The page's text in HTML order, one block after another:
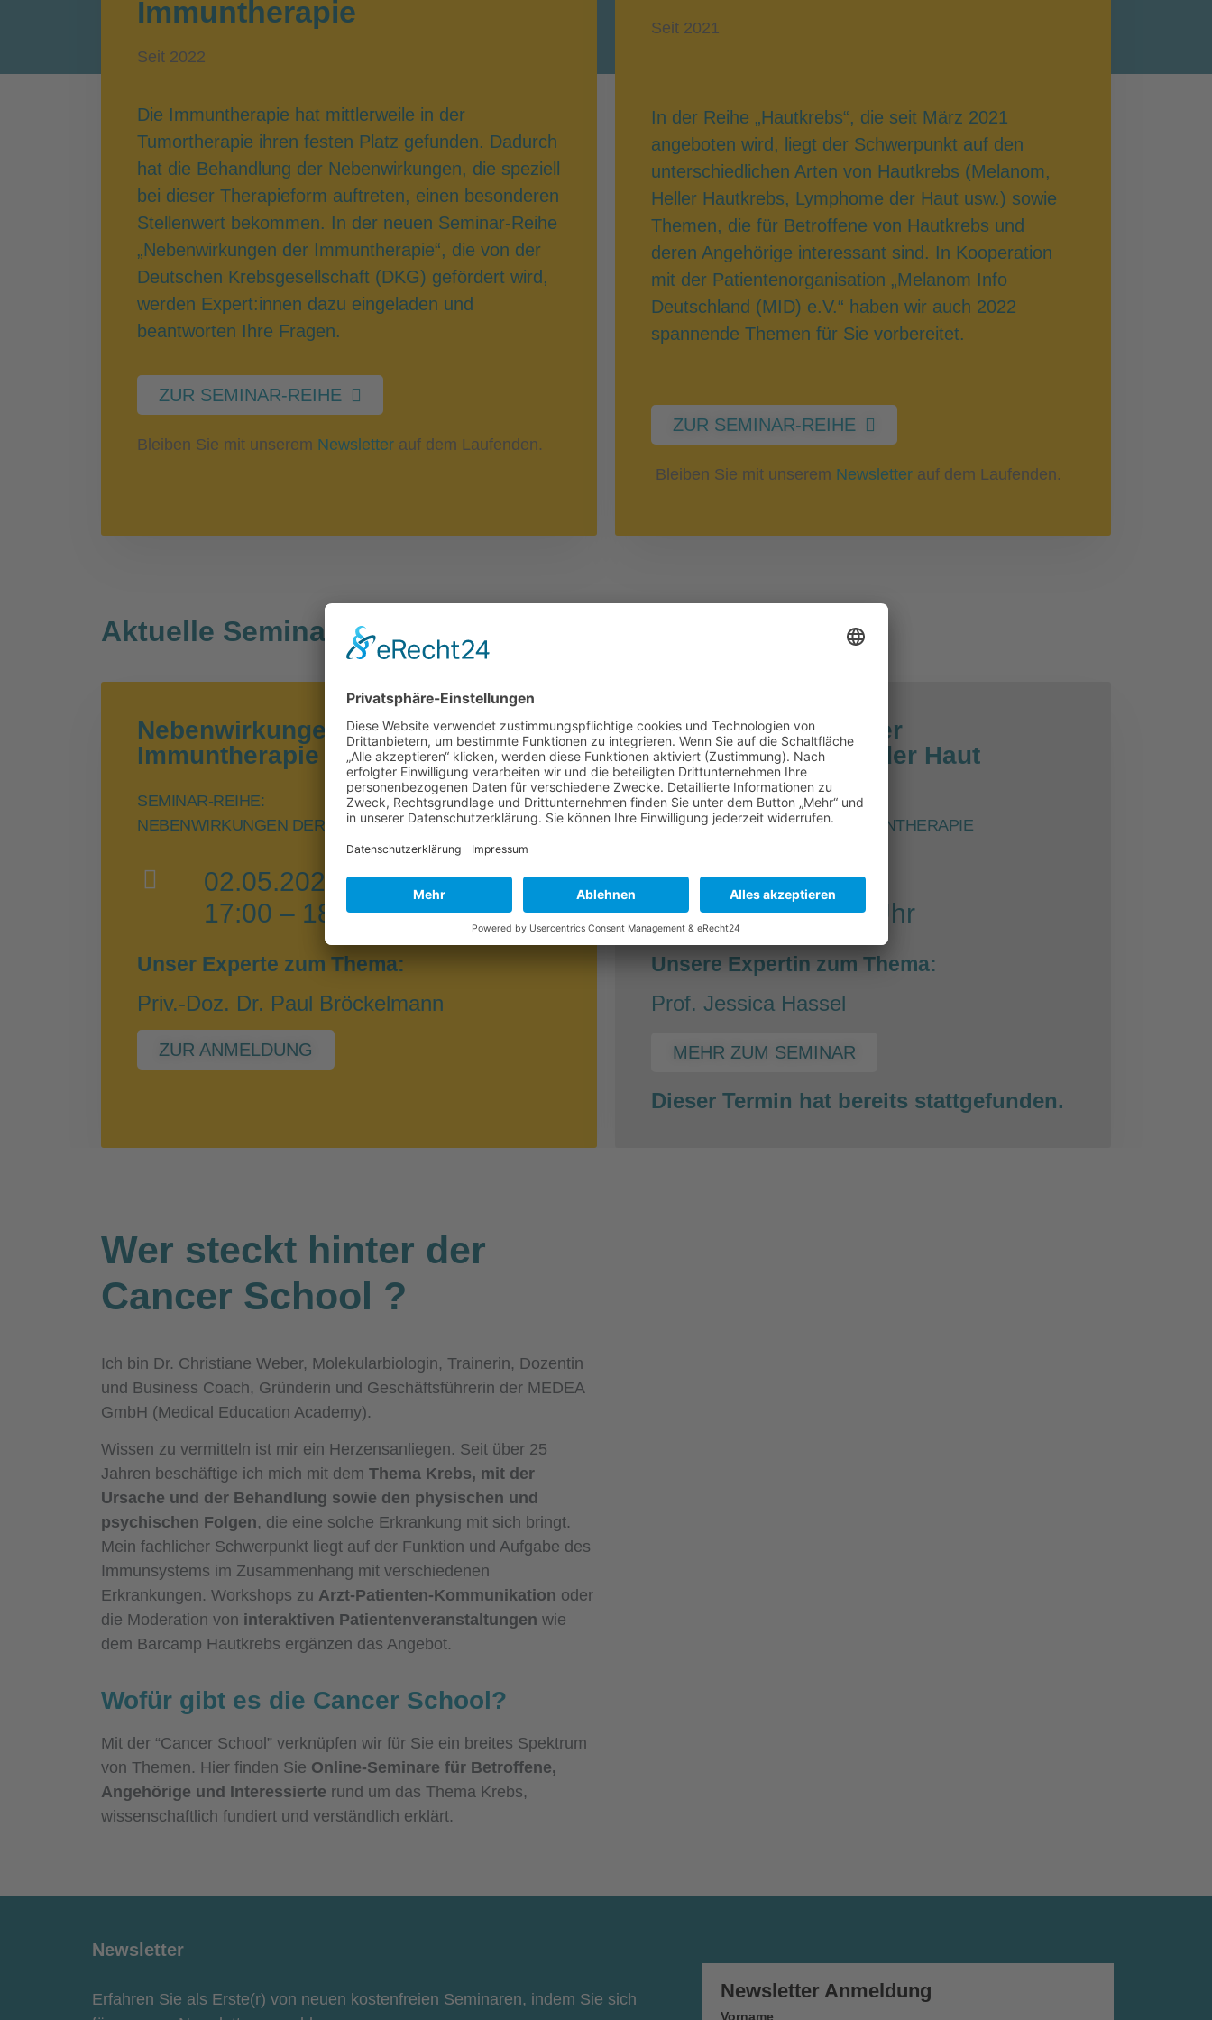
Immuntherapie
Seit 2022
Die Immuntherapie hat mittlerweile in der
Tumortherapie ihren festen Platz gefunden. Dadurch
hat die Behandlung der Nebenwirkungen, die speziell
bei dieser Therapieform auftreten, einen besonderen
Stellenwert bekommen. In der neuen Seminar-Reihe
„Nebenwirkungen der Immuntherapie“, die von der
Deutschen Krebsgesellschaft (DKG) gefördert wird,
werden Expert:innen dazu eingeladen und
beantworten Ihre Fragen.
ZUR SEMINAR-REIHE
Bleiben Sie mit unserem Newsletter auf dem Laufenden.
Seit 2021
In der Reihe „Hautkrebs“, die seit März 2021
angeboten wird, liegt der Schwerpunkt auf den
unterschiedlichen Arten von Hautkrebs (Melanom,
Heller Hautkrebs, Lymphome der Haut usw.) sowie
Themen, die für Betroffene von Hautkrebs und
deren Angehörige interessant sind. In Kooperation
mit der Patientenorganisation „Melanom Info
Deutschland (MID) e.V.“ haben wir auch 2022
spannende Themen für Sie vorbereitet.
ZUR SEMINAR-REIHE
Bleiben Sie mit unserem Newsletter auf dem Laufenden.
Aktuelle Seminare
Nebenwirkungen der
Immuntherapie an den Blutzellen
SEMINAR-REIHE:
NEBENWIRKUNGEN DER IMMUNTHERAPIE
02.05.2023
17:00 – 18:30 Uhr
Unser Experte zum Thema:
Priv.-Doz. Dr. Paul Bröckelmann
ZUR ANMELDUNG
Nebenwirkungen der
Immuntherapie an der Haut
SEMINAR-REIHE:
NEBENWIRKUNGEN DER IMMUNTHERAPIE
30.03.2023
17:00-18:30 Uhr
Unsere Expertin zum Thema:
Prof. Jessica Hassel
MEHR ZUM SEMINAR
Dieser Termin hat bereits stattgefunden.
Wer steckt hinter der
Cancer School ?
Ich bin Dr. Christiane Weber, Molekularbiologin, Trainerin, Dozentin
und Business Coach, Gründerin und Geschäftsführerin der MEDEA
GmbH (Medical Education Academy).
Wissen zu vermitteln ist mir ein Herzensanliegen. Seit über 25
Jahren beschäftige ich mich mit dem Thema Krebs, mit der
Ursache und der Behandlung sowie den physischen und
psychischen Folgen, die eine solche Erkrankung mit sich bringt.
Mein fachlicher Schwerpunkt liegt auf der Funktion und Aufgabe des
Immunsystems im Zusammenhang mit verschiedenen
Erkrankungen. Workshops zu Arzt-Patienten-Kommunikation oder
die Moderation von interaktiven Patientenveranstaltungen wie
dem Barcamp Hautkrebs ergänzen das Angebot.
Wofür gibt es die Cancer School?
Mit der “Cancer School” verknüpfen wir für Sie ein breites Spektrum
von Themen. Hier finden Sie Online-Seminare für Betroffene,
Angehörige und Interessierte rund um das Thema Krebs,
wissenschaftlich fundiert und verständlich erklärt.
Newsletter
Erfahren Sie als Erste(r) von neuen kostenfreien Seminaren, indem Sie sich
Newsletter Anmeldung
Vorname